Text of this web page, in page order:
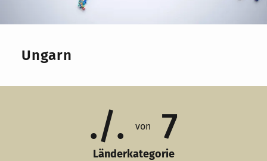
Ungarn
./. von 7
Länderkategorie